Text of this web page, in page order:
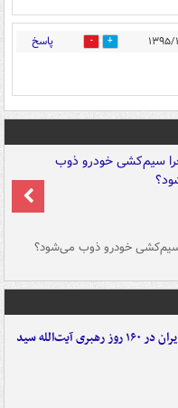
2 پاسخ
خودرو ذوب می‌شود؟
۶ دستاورد بزرگ ایران در ۱۶۰ روز رهبری آیت‌الله سید